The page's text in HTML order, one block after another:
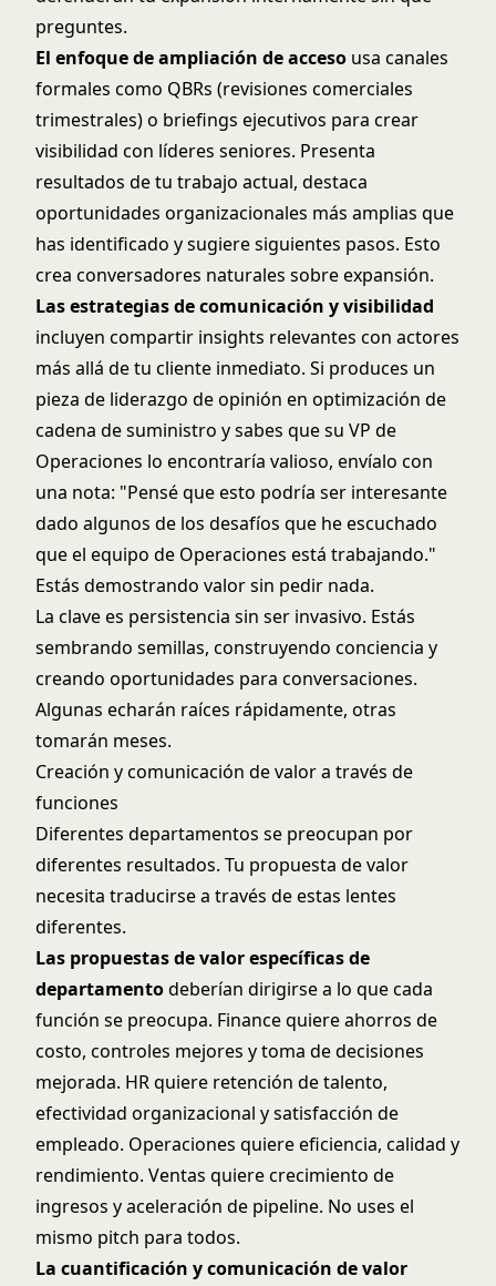
preguntes.
El enfoque de ampliación de acceso usa canales
formales como QBRs (revisiones comerciales
trimestrales) o briefings ejecutivos para crear
visibilidad con líderes seniores. Presenta
resultados de tu trabajo actual, destaca
oportunidades organizacionales más amplias que
has identificado y sugiere siguientes pasos. Esto
crea conversadores naturales sobre expansión.
Las estrategias de comunicación y visibilidad
incluyen compartir insights relevantes con actores
más allá de tu cliente inmediato. Si produces un
pieza de liderazgo de opinión en optimización de
cadena de suministro y sabes que su VP de
Operaciones lo encontraría valioso, envíalo con
una nota: "Pensé que esto podría ser interesante
dado algunos de los desafíos que he escuchado
que el equipo de Operaciones está trabajando."
Estás demostrando valor sin pedir nada.
La clave es persistencia sin ser invasivo. Estás
sembrando semillas, construyendo conciencia y
creando oportunidades para conversaciones.
Algunas echarán raíces rápidamente, otras
tomarán meses.
Creación y comunicación de valor a través de
funciones
Diferentes departamentos se preocupan por
diferentes resultados. Tu propuesta de valor
necesita traducirse a través de estas lentes
diferentes.
Las propuestas de valor específicas de
departamentodeberían dirigirse a lo que cada
función se preocupa. Finance quiere ahorros de
costo, controles mejores y toma de decisiones
mejorada. HR quiere retención de talento,
efectividad organizacional y satisfacción de
empleado. Operaciones quiere eficiencia, calidad y
rendimiento. Ventas quiere crecimiento de
ingresos y aceleración de pipeline. No uses el
mismo pitch para todos.
La cuantificación y comunicación de valor